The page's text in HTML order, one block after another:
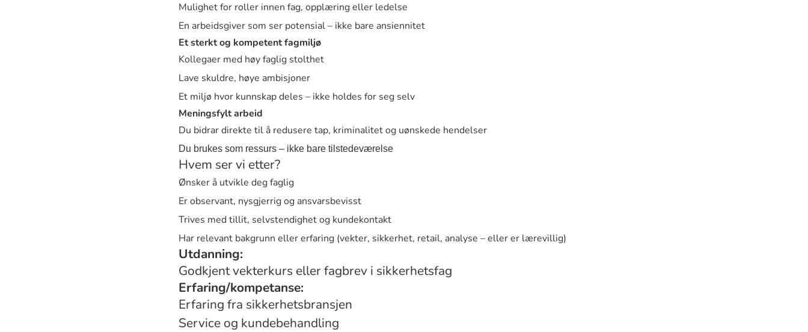
Mulighet for roller innen fag, opplæring eller ledelse
En arbeidsgiver som ser potensial – ikke bare ansiennitet
Et sterkt og kompetent fagmiljø
Kollegaer med høy faglig stolthet
Lave skuldre, høye ambisjoner
Et miljø hvor kunnskap deles – ikke holdes for seg selv
Meningsfylt arbeid
Du bidrar direkte til å redusere tap, kriminalitet og uønskede hendelser
Du brukes som ressurs – ikke bare tilstedeværelse
Hvem ser vi etter?
Ønsker å utvikle deg faglig
Er observant, nysgjerrig og ansvarsbevisst
Trives med tillit, selvstendighet og kundekontakt
Har relevant bakgrunn eller erfaring (vekter, sikkerhet, retail, analyse – eller er lærevillig)
Utdanning:
Godkjent vekterkurs eller fagbrev i sikkerhetsfag
Erfaring/kompetanse:
Erfaring fra sikkerhetsbransjen
Service og kundebehandling